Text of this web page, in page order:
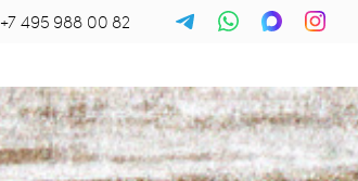
+7 495 988 00 82